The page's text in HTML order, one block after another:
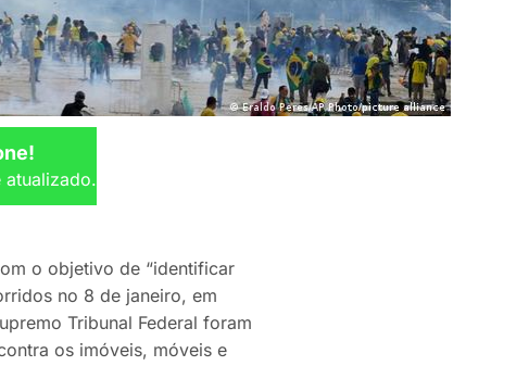
atualizado.
o objetivo de “identificar
no 8 de janeiro, em
Tribunal Federal foram
os imóveis, móveis e